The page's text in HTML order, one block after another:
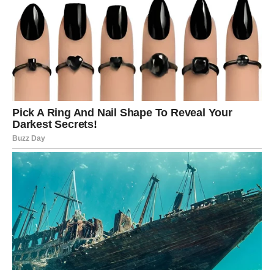
ih jednu do druge. Premažite ih otopljenim maslacem
kako bi dobile lepu, zlatnu boju tokom pečenja. Štrudle
se peku u prethodno zagrejanoj rerni na 200 stepeni
oko 30 minuta, dok ne porumene i zamirišu.Po želji,
nakon pečenja možete ih posuti šećerom u prahu,
uživati u njihovom toplom, mirisnom ukusu uz šolju
čaja ili kafe.
Alternativno, ako nemate vremena za razvlačenje tijesta,
možete koristiti već gotove kore ili čak tanko razvučene
rezance, prema svom ukusu. Ipak, ništa ne može zameniti
rustičan šarm domaće, rukom razvijene štrudle s
jabukama.Ovaj recept nije samo poslastica – to je miris
detinjstva, porodičnih okupljanja i topline doma.
Jednostavan, a opet poseban, idealan je kada želite nešto